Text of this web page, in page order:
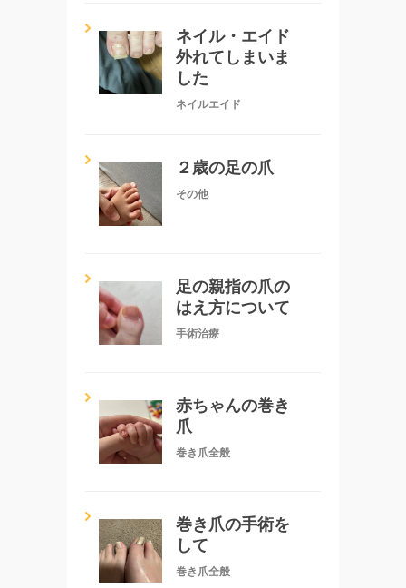
ネイル・エイド
外れてしまいま
した
ネイルエイド
２歳の足の爪
その他
足の親指の爪の
はえ方について
手術治療
赤ちゃんの巻き
爪
巻き爪全般
巻き爪の手術を
して
巻き爪全般